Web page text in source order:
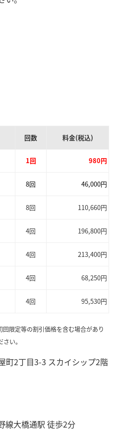
回数 料金(税込)
1回 980円
8回 46,000円
8回 110,660円
4回 196,800円
4回 213,400円
4回 68,250円
4回 95,530円
限定等の割引価格を含む場合があり
い。
2丁目3-3 スカイシップ2階
線大橋通駅 徒歩2分